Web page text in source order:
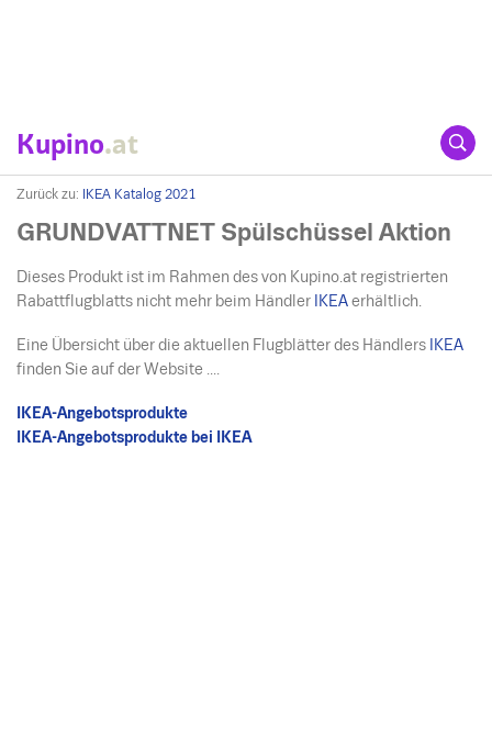
Kupino.at
Zurück zu: IKEA Katalog 2021
GRUNDVATTNET Spülschüssel Aktion
Dieses Produkt ist im Rahmen des von Kupino.at registrierten
Rabattflugblatts nicht mehr beim Händler IKEAerhältlich.
Eine Übersicht über die aktuellen Flugblätter des Händlers IKEA
finden Sie auf der Website ....
IKEA-Angebotsprodukte
IKEA-Angebotsprodukte bei IKEA